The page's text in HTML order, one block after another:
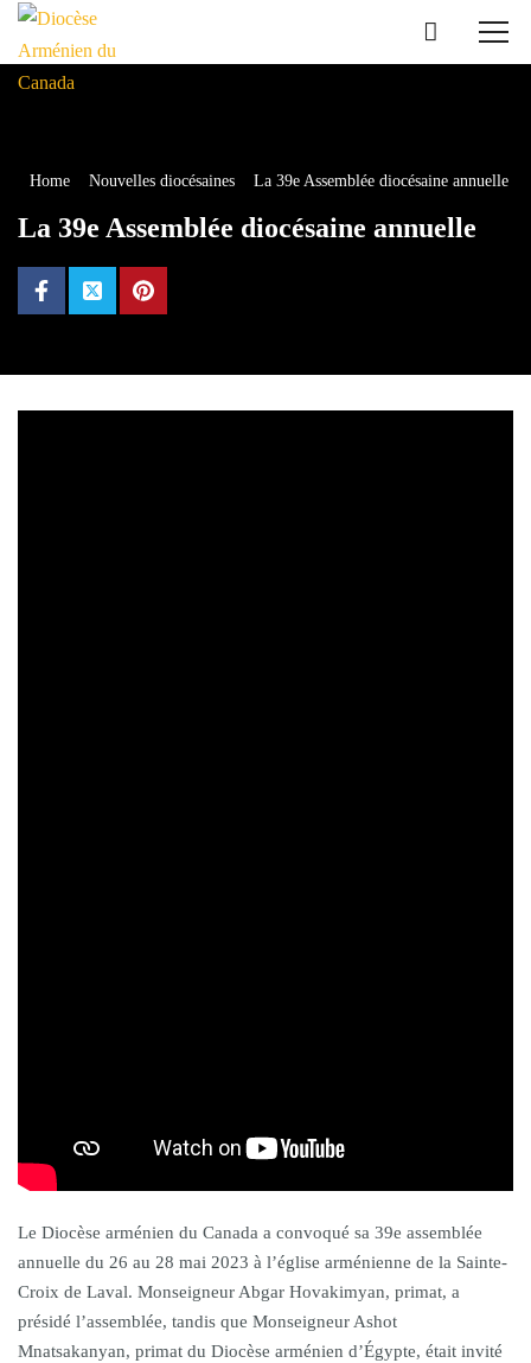
Home Nouvelles diocésaines La 39e Assemblée diocésaine annuelle
La 39e Assemblée diocésaine annuelle
Le Diocèse arménien du Canada a convoqué sa 39e assemblée
annuelle du 26 au 28 mai 2023 à l’église arménienne de la Sainte-
Croix de Laval. Monseigneur Abgar Hovakimyan, primat, a
présidé l’assemblée, tandis que Monseigneur Ashot
Mnatsakanyan, primat du Diocèse arménien d’Égypte, était invité